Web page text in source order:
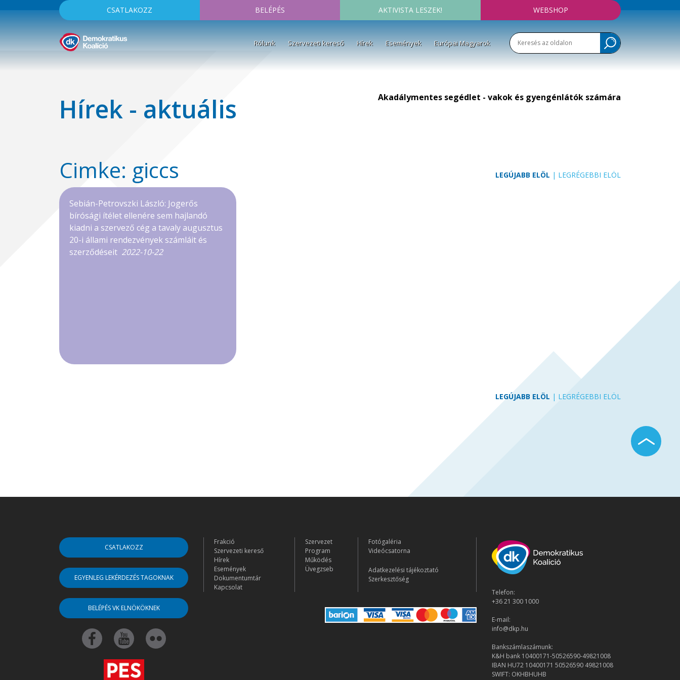
CSATLAKOZZ BELÉPÉS AKTIVISTA LESZEK! WEBSHOP
Rólunk Szervezeti kereső Hírek Események Európai Magyarok
Hírek - aktuális Akadálymentes segédlet - vakok és gyengénlátók számára
Cimke: giccs LEGÚJABB ELÖL | LEGRÉGEBBI ELÖL
Sebián-Petrovszki László: Jogerős
bírósági ítélet ellenére sem hajlandó
kiadni a szervező cég a tavaly augusztus
20-i állami rendezvények számláit és
szerződéseit 2022-10-22
LEGÚJABB ELÖL | LEGRÉGEBBI ELÖL
CSATLAKOZZ
EGYENLEG LEKÉRDEZÉS TAGOKNAK
BELÉPÉS VK ELNÖKÖKNEK
Frakció
Szervezeti kereső
Hírek
Események
Dokumentumtár
Kapcsolat
Szervezet
Program
Működés
Üvegzseb
Fotógaléria
Videócsatorna
Adatkezelési tájékoztató
Szerkesztőség
Telefon:
+36 21 300 1000
E-mail:
info@dkp.hu
Bankszámlaszámunk:
K&H bank 10400171-50526590-49821008
IBAN HU72 10400171 50526590 49821008
SWIFT: OKHBHUHB